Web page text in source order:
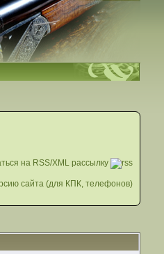
на RSS/XML рассылку
сайта (для КПК, телефонов)